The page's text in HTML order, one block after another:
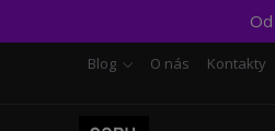
Blog O nás Kontakty